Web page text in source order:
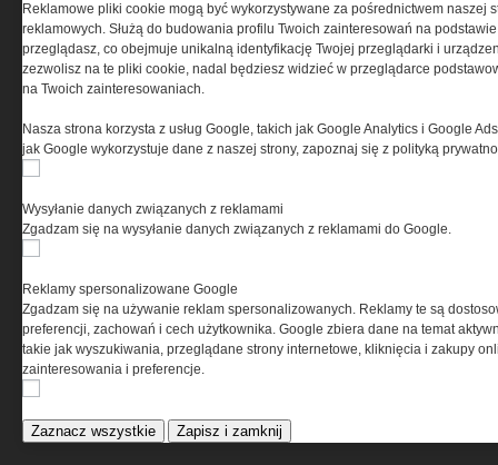
REGULAMIN
Regulamin określa zasady korzystania z portalu
www.special-ops.pl
Korzystanie z portalu jest równoznaczne
odpowiedzialnością Spółka komandytowa, nr KRS:
0000537655, NIP 1132860378, REGON 146393437
Przeczytaj regulamin
PRYWATNOŚĆ
Reklamowe pliki cookie mogą być wykorzystywane za pośrednictwem naszej
reklamowych. Służą do budowania profilu Twoich zainteresowań na
przeglądasz, co obejmuje unikalną identyfikację Twojej przeglądarki i
zezwolisz na te pliki cookie, nadal będziesz widzieć w przeglądarce
na Twoich zainteresowaniach.
Nasza strona korzysta z usług Google, takich jak Google Analytics i Google
jak Google wykorzystuje dane z naszej strony, zapoznaj się z polityką
Wysyłanie danych związanych z reklamami
Zgadzam się na wysyłanie danych związanych z reklamami do Google.
Reklamy spersonalizowane Google
Zgadzam się na używanie reklam spersonalizowanych. Reklamy te są
preferencji, zachowań i cech użytkownika. Google zbiera dane na temat
takie jak wyszukiwania, przeglądane strony internetowe, kliknięcia i zakupy
zainteresowania i preferencje.
Zaznacz wszystkie Zapisz i zamknij